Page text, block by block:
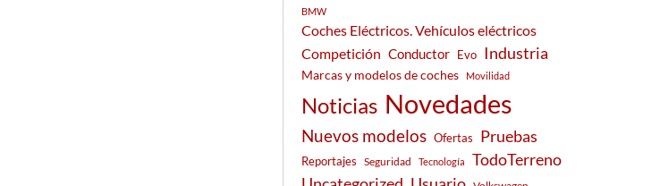
BMW
Coches Eléctricos. Vehículos eléctricos
Competición Conductor Evo Industria
Marcas y modelos de coches Movilidad
Noticias Novedades
Nuevos modelos Ofertas Pruebas
Reportajes Seguridad Tecnología
TodoTerreno